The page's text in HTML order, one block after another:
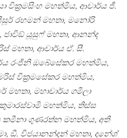
වික‍්‍රමසිංහ මහත්මිය, ආචාර්ය ජී.
රහමන් මහතා, මනෝරි
යූසුෆ් මහතා, ආනන්ද
මහතා, ආචාර්ය ඒ. සී.
රංජිනි ඔබේසේකර මහත්මිය,
වික‍්‍රමසේකර මහත්මිය,
මහතා, මහාචාර්ය ගමීලා
මහත්මිය, තිස්ස
කමීනා ගුණරත්න මහත්මිය, අති
ඞී. විජයානන්දන් මහතා, දනේශ්